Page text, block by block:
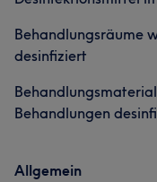
Portfolio
und Fußreinigungen,
grundlegenden
Services
Behandlungsräume
desinfiziert
Behandlungen
Allgemein